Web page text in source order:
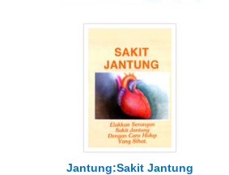
Jantung:Sakit Jantung